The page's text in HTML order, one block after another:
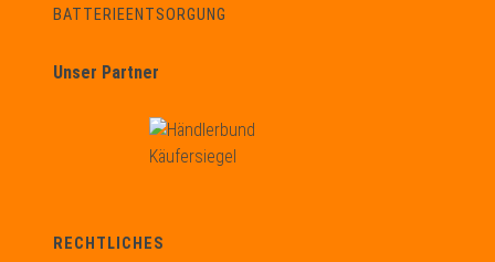
BATTERIEENTSORGUNG
Unser Partner
RECHTLICHES